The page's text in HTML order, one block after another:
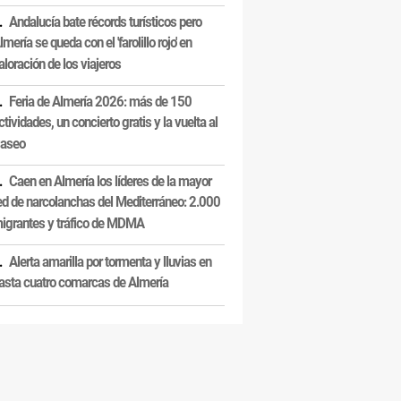
Andalucía bate récords turísticos pero
se queda con el 'farolillo rojo' en
de los viajeros
Feria de Almería 2026: más de 150
un concierto gratis y la vuelta al
Caen en Almería los líderes de la mayor
de narcolanchas del Mediterráneo: 2.000
y tráfico de MDMA
Alerta amarilla por tormenta y lluvias en
cuatro comarcas de Almería